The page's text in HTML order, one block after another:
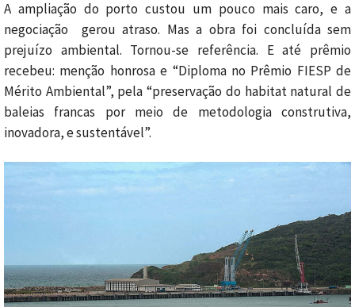
A ampliação do porto custou um pouco mais caro, e a
negociação gerou atraso. Mas a obra foi concluída sem
prejuízo ambiental. Tornou-se referência. E até prêmio
recebeu: menção honrosa e “Diploma no Prêmio FIESP de
Mérito Ambiental”, pela “preservação do habitat natural de
baleias francas por meio de metodologia construtiva,
inovadora, e sustentável”.